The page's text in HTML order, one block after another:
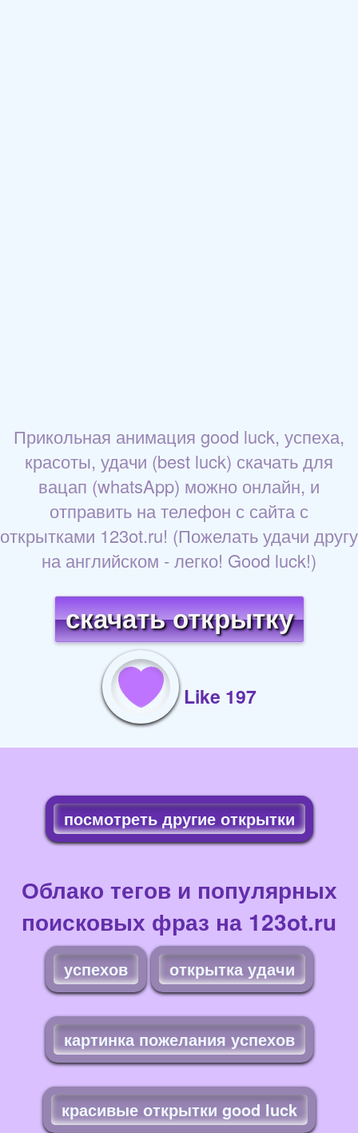
Прикольная анимация good luck, успеха,
красоты, удачи (best luck) скачать для
вацап (whatsApp) можно онлайн, и
отправить на телефон с сайта с
открытками 123ot.ru! (Пожелать удачи другу
на английском - легко! Good luck!)
скачать открытку
Like 197
посмотреть другие открытки
Облако тегов и популярных
поисковых фраз на 123ot.ru
успехов открытка удачи
картинка пожелания успехов
красивые открытки good luck